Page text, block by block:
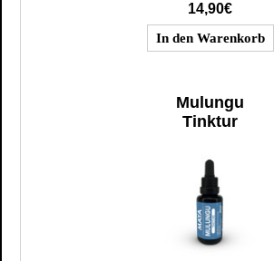
14,90€
Mulungu
Tinktur